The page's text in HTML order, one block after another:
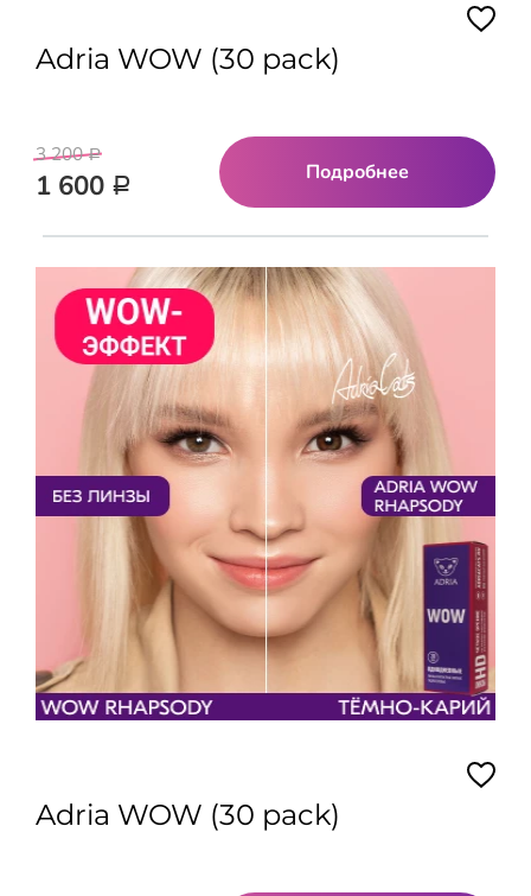
Adria WOW (30 pack)
3 200 Р
1 600 Р
Подробнее
Adria WOW (30 pack)